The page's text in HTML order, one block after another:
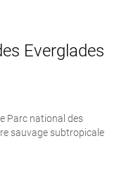
Everglades
Parc national des
sauvage subtropicale